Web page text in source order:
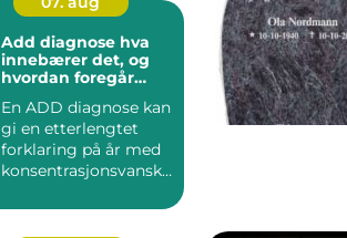
Add diagnose hva
innebærer det, og
hvordan foregår
En ADD diagnose kan
gi en etterlengtet
forklaring på år med
konsentrasjonsvanske